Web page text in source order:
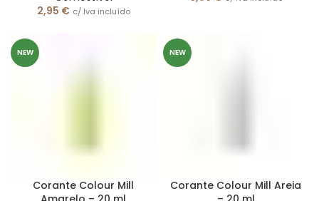
2,95 € c/ Iva incluído
NEW
Corante Colour Mill
NEW
Corante Colour Mill Areia